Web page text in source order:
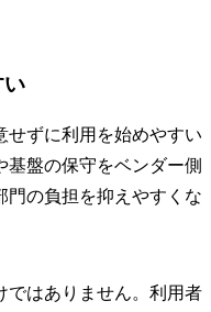
い
せずに利用を始めやすい
基盤の保守をベンダー側
門の負担を抑えやすくな
ではありません。利用者